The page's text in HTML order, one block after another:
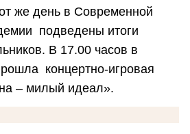
же день в Современной
подведены итоги
В 17.00 часов в
концертно-игровая
– милый идеал».